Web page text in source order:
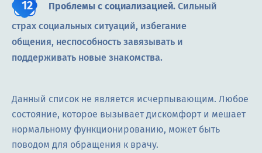
Проблемы с социализацией. Сильный
страх социальных ситуаций, избегание
общения, неспособность завязывать и
поддерживать новые знакомства.
Данный список не является исчерпывающим. Любое
состояние, которое вызывает дискомфорт и мешает
нормальному функционированию, может быть
поводом для обращения к врачу.